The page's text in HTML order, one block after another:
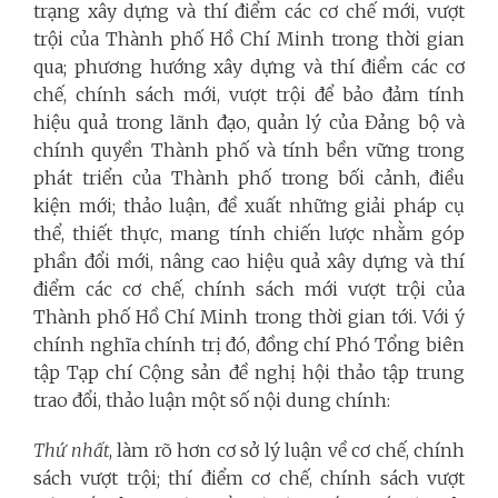
trạng xây dựng và thí điểm các cơ chế mới, vượt
trội của Thành phố Hồ Chí Minh trong thời gian
qua; phương hướng xây dựng và thí điểm các cơ
chế, chính sách mới, vượt trội để bảo đảm tính
hiệu quả trong lãnh đạo, quản lý của Đảng bộ và
chính quyền Thành phố và tính bền vững trong
phát triển của Thành phố trong bối cảnh, điều
kiện mới; thảo luận, đề xuất những giải pháp cụ
thể, thiết thực, mang tính chiến lược nhằm góp
phần đổi mới, nâng cao hiệu quả xây dựng và thí
điểm các cơ chế, chính sách mới vượt trội của
Thành phố Hồ Chí Minh trong thời gian tới. Với ý
chính nghĩa chính trị đó, đồng chí Phó Tổng biên
tập Tạp chí Cộng sản đề nghị hội thảo tập trung
trao đổi, thảo luận một số nội dung chính:
Thứ nhất, làm rõ hơn cơ sở lý luận về cơ chế, chính
sách vượt trội; thí điểm cơ chế, chính sách vượt